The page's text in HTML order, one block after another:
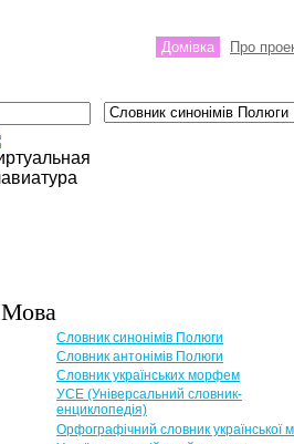
Домівка Про
Мова
Словник синонімів Полюги
Словник антонімів Полюги
Словник українських морфем
УСЕ (Універсальний словник-
енциклопедія)
Орфографічний словник української